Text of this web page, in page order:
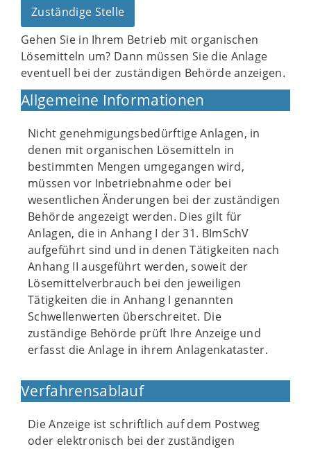
Zuständige Stelle
Gehen Sie in Ihrem Betrieb mit organischen
Lösemitteln um? Dann müssen Sie die Anlage
eventuell bei der zuständigen Behörde anzeigen.
Allgemeine Informationen
Nicht genehmigungsbedürftige Anlagen, in
denen mit organischen Lösemitteln in
bestimmten Mengen umgegangen wird,
müssen vor Inbetriebnahme oder bei
wesentlichen Änderungen bei der zuständigen
Behörde angezeigt werden. Dies gilt für
Anlagen, die in Anhang I der 31. BImSchV
aufgeführt sind und in denen Tätigkeiten nach
Anhang II ausgeführt werden, soweit der
Lösemittelverbrauch bei den jeweiligen
Tätigkeiten die in Anhang I genannten
Schwellenwerten überschreitet. Die
zuständige Behörde prüft Ihre Anzeige und
erfasst die Anlage in ihrem Anlagenkataster.
Verfahrensablauf
Die Anzeige ist schriftlich auf dem Postweg
oder elektronisch bei der zuständigen